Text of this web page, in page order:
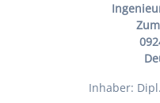
Inhaber: